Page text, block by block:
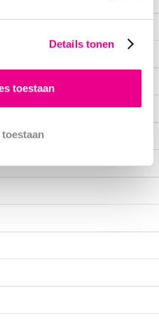
Details tonen
toestaan